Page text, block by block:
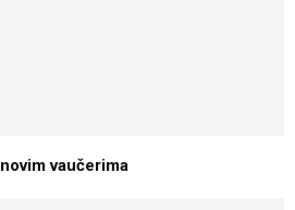
vaučerima